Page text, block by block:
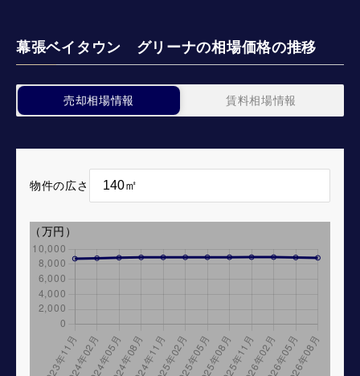
幕張ベイタウン グリーナの相場価格の推移
売却相場情報 賃料相場情報
物件の広さ
（万円）